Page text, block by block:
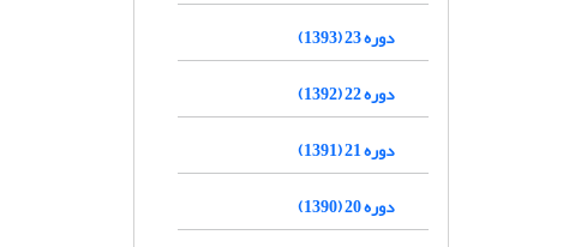
دوره 23 (1393)
دوره 22 (1392)
دوره 21 (1391)
دوره 20 (1390)